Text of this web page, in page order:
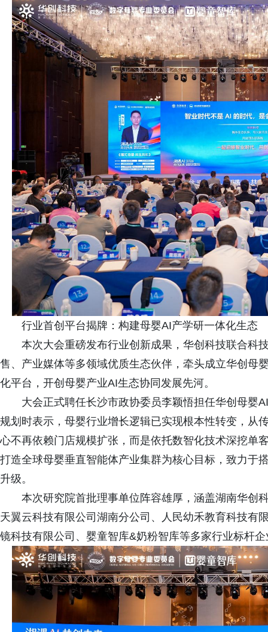
行业首创平台揭牌：构建母婴AI产学研一体化生态
本次大会重磅发布行业创新成果，华创科技联合科
售、产业媒体等多领域优质生态伙伴，牵头成立华创母
化平台，开创母婴产业AI生态协同发展先河。
大会正式聘任长沙市政协委员李颖悟担任华创母婴
规划时表示，母婴行业增长逻辑已实现根本性转变，从
心不再依赖门店规模扩张，而是依托数智化技术深挖单
打造全球母婴垂直智能体产业集群为核心目标，致力于
升级。
本次研究院首批理事单位阵容雄厚，涵盖湖南华创
天翼云科技有限公司湖南分公司、人民幼禾教育科技有
镜科技有限公司、婴童智库&奶粉智库等多家行业标杆